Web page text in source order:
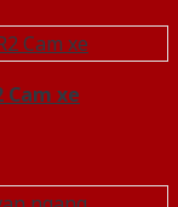
Cam xe